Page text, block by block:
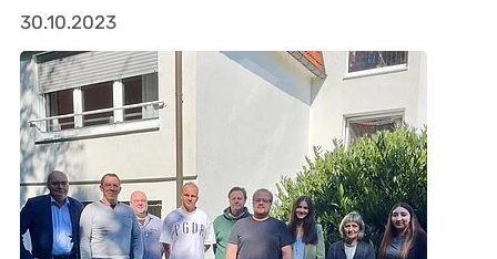
30.10.2023